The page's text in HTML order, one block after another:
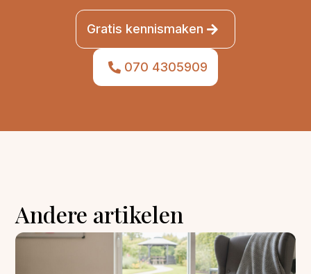
Gratis kennismaken
070 4305909
Andere artikelen